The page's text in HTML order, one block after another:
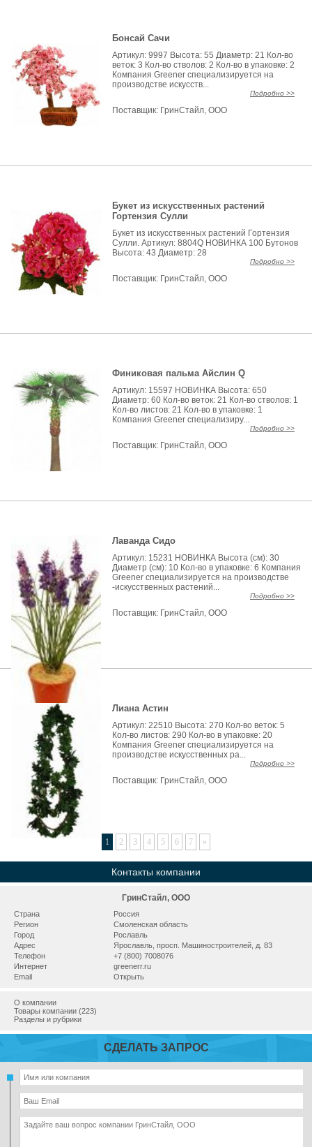
Бонсай Сачи
Артикул: 9997 Высота: 55 Диаметр: 21 Кол-во
веток: 3 Кол-во стволов: 2 Кол-во в упаковке: 2
Компания Greener специализируется на
производстве искусств...
Подробно >>
Поставщик: ГринСтайл, ООО
Букет из искусственных растений
Гортензия Сулли
Букет из искусственных растений Гортензия
Сулли. Артикул: 8804Q НОВИНКА 100 Бутонов
Высота: 43 Диаметр: 28
Подробно >>
Поставщик: ГринСтайл, ООО
Финиковая пальма Айслин Q
Артикул: 15597 НОВИНКА Высота: 650
Диаметр: 60 Кол-во веток: 21 Кол-во стволов: 1
Кол-во листов: 21 Кол-во в упаковке: 1
Компания Greener специализиру...
Подробно >>
Поставщик: ГринСтайл, ООО
Лаванда Сидо
Артикул: 15231 НОВИНКА Высота (см): 30
Диаметр (см): 10 Кол-во в упаковке: 6 Компания
Greener специализируется на производстве
-искусственных растений...
Подробно >>
Поставщик: ГринСтайл, ООО
Лиана Астин
Артикул: 22510 Высота: 270 Кол-во веток: 5
Кол-во листов: 290 Кол-во в упаковке: 20
Компания Greener специализируется на
производстве искусственных ра...
Подробно >>
Поставщик: ГринСтайл, ООО
1 2 3 4 5 6 7 »
Контакты компании
ГринСтайл, ООО
Страна
Россия
Регион
Смоленская область
Город
Рославль
Адрес
Ярославль, просп. Машиностроителей, д. 83
Телефон
+7 (800) 7008076
Интернет
greenerr.ru
Email
Открыть
О компании
Товары компании (223)
Разделы и рубрики
СДЕЛАТЬ ЗАПРОС